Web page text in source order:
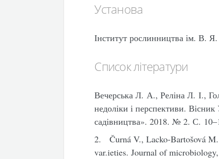
Установа
Інститут рослинництва ім.
Список літератури
Вечерська Л. А., Реліна Л. І.,
недоліки і перспективи.
садівництва». 2018. № 2. С.
2. Čurná V., Lacko-Bartošová
var.ieties. Journal of